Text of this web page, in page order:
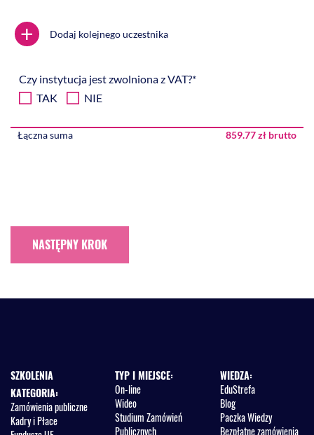
+ Dodaj kolejnego uczestnika
Czy instytucja jest zwolniona z VAT?*
TAK
NIE
Łączna suma 859.77 zł brutto
NASTĘPNY KROK
SZKOLENIA
KATEGORIA:
Zamówienia publiczne
Kadry i Płace
TYP I MIEJSCE:
On-line
Wideo
Studium Zamówień
Publicznych
WIEDZA:
EduStrefa
Blog
Paczka Wiedzy
Bezpłatne zamówienia